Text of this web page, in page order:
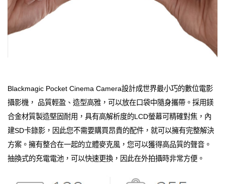
Blackmagic Pocket Cinema Camera設計成世界最小巧的數位電影
攝影機， 品質輕盈、造型高雅，可以放在口袋中隨身攜帶。採用鎂
合金材質製造堅固耐用，具有高解析度的LCD螢幕可精確對焦，內
建SD卡錄影，因此您不需要購買昂貴的配件，就可以擁有完整解決
方案。擁有整合在一起的立體麥克風，您可以獲得高品質的聲音。
抽換式的充電電池，可以快速更換，因此在外拍攝時非常方便。